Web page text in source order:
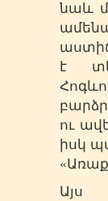
նաև
է
ու
իսկ
Այս